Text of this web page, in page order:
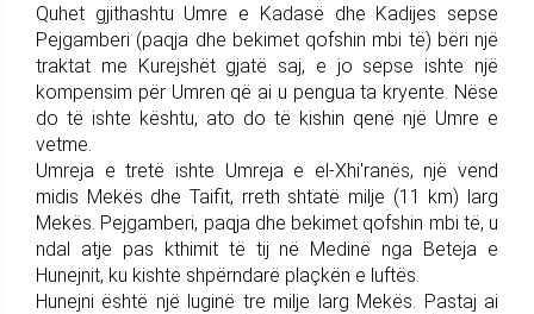
Quhet gjithashtu Umre e Kadasë dhe Kadijes sepse
Pejgamberi (paqja dhe bekimet qofshin mbi të) bëri një
traktat me Kurejshët gjatë saj, e jo sepse ishte një
kompensim për Umren që ai u pengua ta kryente. Nëse
do të ishte kështu, ato do të kishin qenë një Umre e
vetme.
Umreja e tretë ishte Umreja e el-Xhi'ranës, një vend
midis Mekës dhe Taifit, rreth shtatë milje (11 km) larg
Mekës. Pejgamberi, paqja dhe bekimet qofshin mbi të, u
ndal atje pas kthimit të tij në Medinë nga Beteja e
Hunejnit, ku kishte shpërndarë plaçkën e luftës.
Hunejni është një luginë tre milje larg Mekës. Pastaj ai